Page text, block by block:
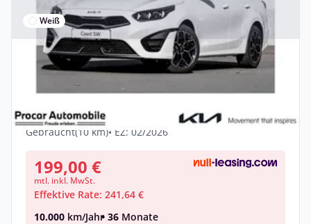
Weiß
Privat & Gewerbe
Kia Ceed SW 1.5 T-GDI GT-line Tech Leder
LAGERAKTION
Benzin •Manuell •
140 PS (103 kW)
Gebraucht(10 km)• EZ: 02/2026
199,00 €
mtl. inkl. MwSt.
Effektive Rate: 241,64 €
10.000 km/Jahr• 36 Monate